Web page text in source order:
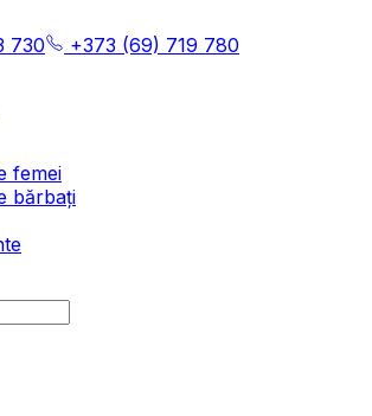
730
+373 (69) 719 780
femei
bărbați